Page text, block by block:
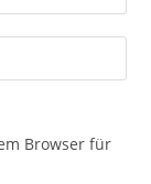
Browser für